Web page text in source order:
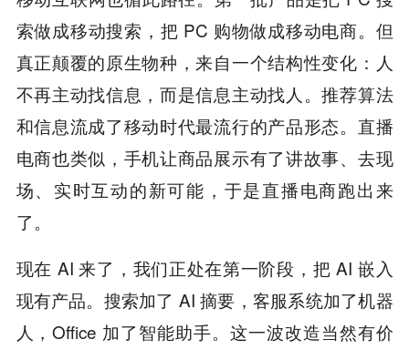
索做成移动搜索，把 PC 购物做成移动电商。但
真正颠覆的原生物种，来自一个结构性变化：人
不再主动找信息，而是信息主动找人。推荐算法
和信息流成了移动时代最流行的产品形态。直播
电商也类似，手机让商品展示有了讲故事、去现
场、实时互动的新可能，于是直播电商跑出来
了。
现在 AI 来了，我们正处在第一阶段，把 AI 嵌入
现有产品。搜索加了 AI 摘要，客服系统加了机器
人，Office 加了智能助手。这一波改造当然有价